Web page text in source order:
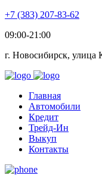
+7 (383) 207-83-62
09:00-21:00
г. Новосибирск, улица
Главная
Автомобили
Кредит
Трейд-Ин
Выкуп
Контакты